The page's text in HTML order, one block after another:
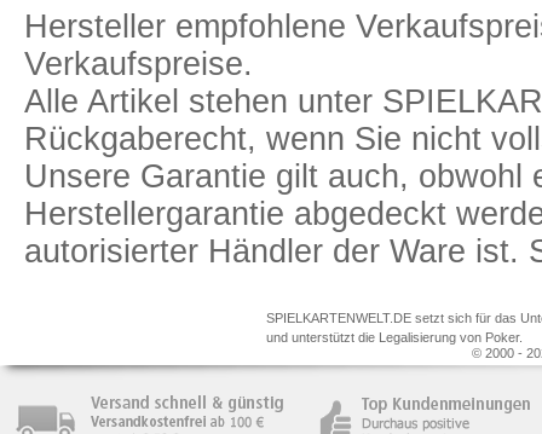
Hersteller empfohlene
Verkaufspreise.
Alle Artikel stehen unter
Rückgaberecht, wenn Sie nicht
Unsere Garantie gilt auch, obwohl
Herstellergarantie abgedeckt
autorisierter Händler der Ware ist.
SPIELKARTENWELT.DE setzt sich für das
und unterstützt die Legalisierung von Poker.
© 2000 -